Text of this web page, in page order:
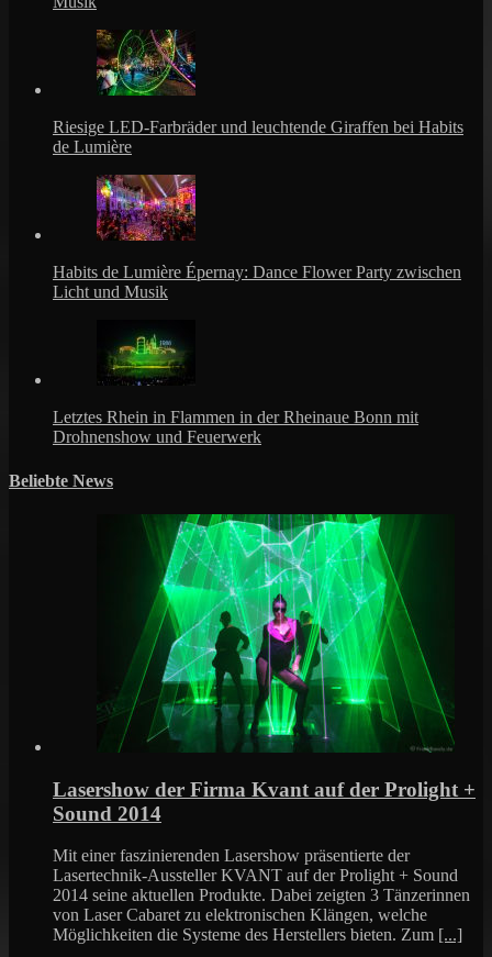
Riesige LED-Farbräder und leuchtende Giraffen bei Habits
de Lumière
Habits de Lumière Épernay: Dance Flower Party zwischen
Licht und Musik
Letztes Rhein in Flammen in der Rheinaue Bonn mit
Drohnenshow und Feuerwerk
Beliebte News
Lasershow der Firma Kvant auf der Prolight +
Sound 2014
Mit einer faszinierenden Lasershow präsentierte der
Lasertechnik-Aussteller KVANT auf der Prolight + Sound
2014 seine aktuellen Produkte. Dabei zeigten 3 Tänzerinnen
von Laser Cabaret zu elektronischen Klängen, welche
Möglichkeiten die Systeme des Herstellers bieten. Zum [...]